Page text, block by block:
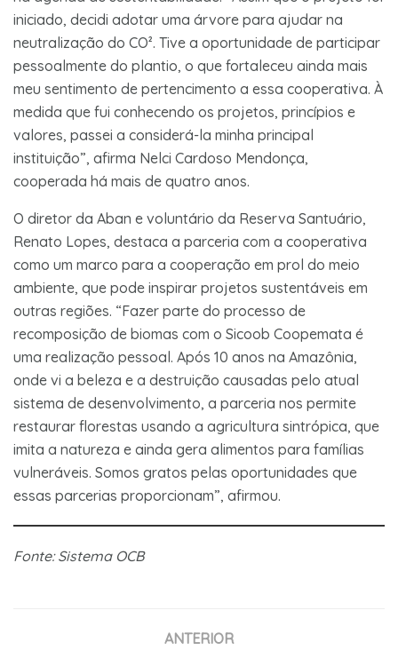
iniciado, decidi adotar uma árvore para ajudar na
neutralização do CO². Tive a oportunidade de participar
pessoalmente do plantio, o que fortaleceu ainda mais
meu sentimento de pertencimento a essa cooperativa. À
medida que fui conhecendo os projetos, princípios e
valores, passei a considerá-la minha principal
instituição”, afirma Nelci Cardoso Mendonça,
cooperada há mais de quatro anos.
O diretor da Aban e voluntário da Reserva Santuário,
Renato Lopes, destaca a parceria com a cooperativa
como um marco para a cooperação em prol do meio
ambiente, que pode inspirar projetos sustentáveis em
outras regiões. “Fazer parte do processo de
recomposição de biomas com o Sicoob Coopemata é
uma realização pessoal. Após 10 anos na Amazônia,
onde vi a beleza e a destruição causadas pelo atual
sistema de desenvolvimento, a parceria nos permite
restaurar florestas usando a agricultura sintrópica, que
imita a natureza e ainda gera alimentos para famílias
vulneráveis. Somos gratos pelas oportunidades que
essas parcerias proporcionam”, afirmou.
Fonte: Sistema OCB
ANTERIOR